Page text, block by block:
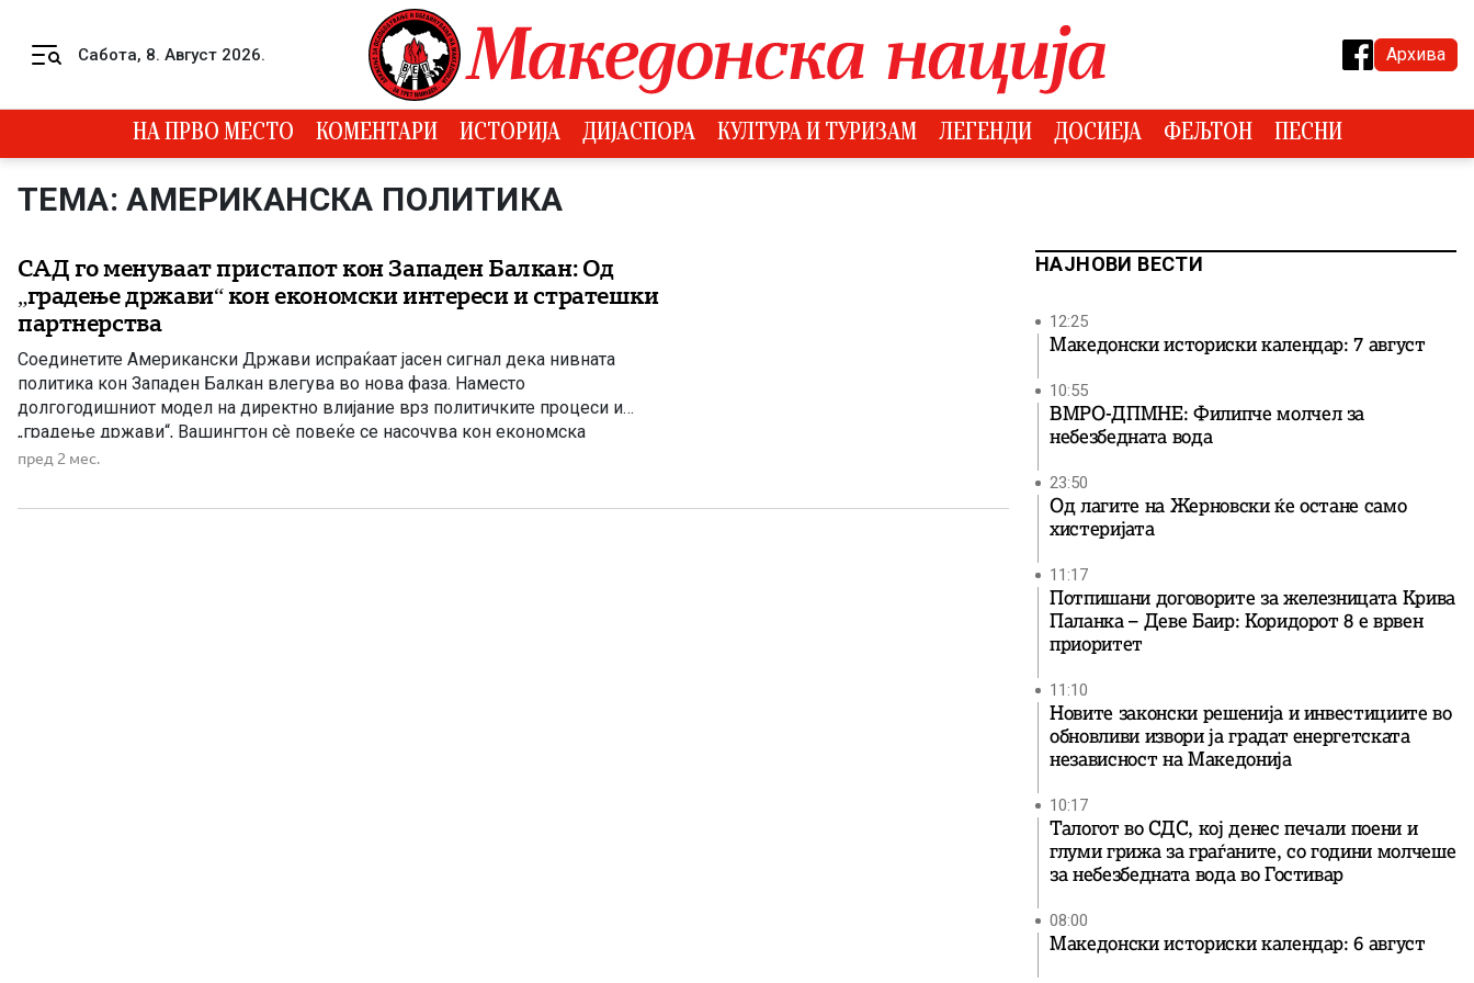
Сабота, 8. Август 2026. Архива
НА ПРВО МЕСТО КОМЕНТАРИ ИСТОРИЈА ДИЈАСПОРА КУЛТУРА И ТУРИЗАМ ЛЕГЕНДИ ДОСИЕЈА ФЕЉТОН ПЕСНИ
ТЕМА: АМЕРИКАНСКА ПОЛИТИКА
САД го менуваат пристапот кон Западен Балкан: Од
„градење држави“ кон економски интереси и стратешки
партнерства
Соединетите Американски Држави испраќаат јасен сигнал дека нивната
политика кон Западен Балкан влегува во нова фаза. Наместо
долгогодишниот модел на директно влијание врз политичките процеси и
„градење држави“, Вашингтон сè повеќе се насочува кон економска
соработка, стратешки интереси и стабилност во регионот. Во извештајот на
пред 2 мес.
НАЈНОВИ ВЕСТИ
12:25
Македонски историски календар: 7 август
10:55
ВМРО-ДПМНЕ: Филипче молчел за
небезбедната вода
23:50
Од лагите на Жерновски ќе остане само
хистеријата
11:17
Потпишани договорите за железницата Крива
Паланка – Деве Баир: Коридорот 8 е врвен
приоритет
11:10
Новите законски решенија и инвестициите во
обновливи извори ја градат енергетската
независност на Македонија
10:17
Талогот во СДС, кој денес печали поени и
глуми грижа за граѓаните, со години молчеше
за небезбедната вода во Гостивар
08:00
Македонски историски календар: 6 август